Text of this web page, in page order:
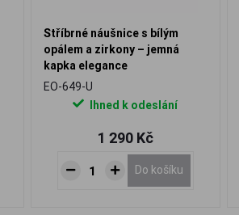
Stříbrné náušnice s bílým
opálem a zirkony – jemná
kapka elegance
EO-649-U
Ihned k odeslání
1 290 Kč
Do košíku